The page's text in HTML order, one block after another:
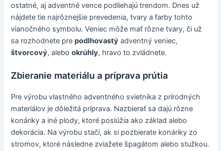
ostatné, aj adventné vence podliehajú trendom. Dnes už
nájdete tie najrôznejšie prevedenia, tvary a farby tohto
vianočného symbolu. Veniec môže mať rôzne tvary, či už
sa rozhodnete prepodlhovastý adventný veniec,
štvorcový, alebookrúhly, hravo to zvládnete.
Zbieranie materiálu a príprava prútia
Pre výrobu vlastného adventného svietnika z prírodných
materiálov je dôležitá príprava. Nazbierať sa dajú rôzne
konáriky a iné plody, ktoré poslúžia ako základ alebo
dekorácia. Na výrobu stačí, ak si pozbierate konáriky zo
stromov, ktoré následne zviažete špagátom alebo stužkou.